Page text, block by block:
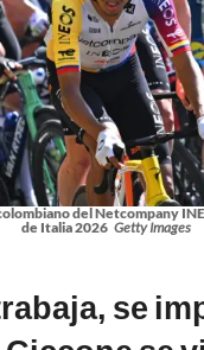
del Netcompany
de Italia 2026 Getty Images
se